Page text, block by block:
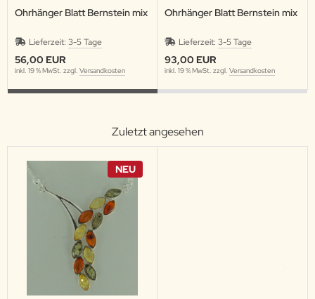
Ohrhänger Blatt Bernstein mix
Lieferzeit: 3-5 Tage
56,00 EUR
inkl. 19 % MwSt. zzgl. Versandkosten
Ohrhänger Blatt Bernstein mix
Lieferzeit: 3-5 Tage
93,00 EUR
inkl. 19 % MwSt. zzgl. Versandkosten
Zuletzt angesehen
NEU